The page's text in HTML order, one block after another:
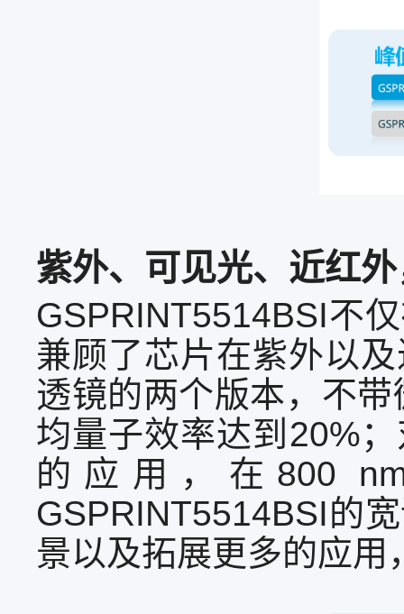
紫外、可见光、近红
GSPRINT5514BSI不
兼顾了芯片在紫外以
透镜的两个版本，不
均量子效率达到20%
的应用，在800
GSPRINT5514BSI的
景以及拓展更多的应